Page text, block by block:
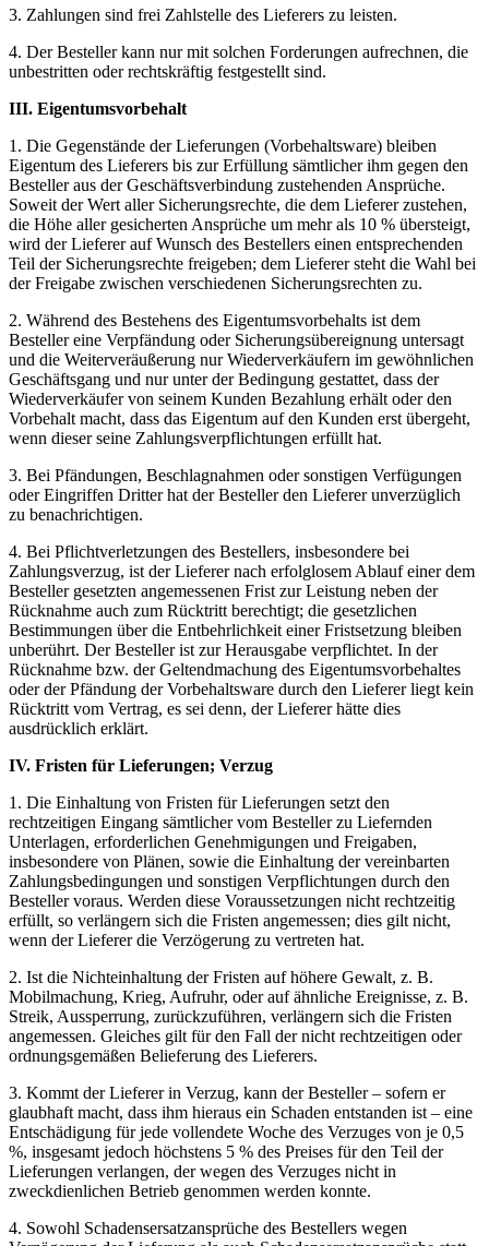
3. Zahlungen sind frei Zahlstelle des Lieferers zu leisten.
4. Der Besteller kann nur mit solchen Forderungen aufrechnen, die
unbestritten oder rechtskräftig festgestellt sind.
III. Eigentumsvorbehalt
1. Die Gegenstände der Lieferungen (Vorbehaltsware) bleiben
Eigentum des Lieferers bis zur Erfüllung sämtlicher ihm gegen den
Besteller aus der Geschäftsverbindung zustehenden Ansprüche.
Soweit der Wert aller Sicherungsrechte, die dem Lieferer zustehen,
die Höhe aller gesicherten Ansprüche um mehr als 10 % übersteigt,
wird der Lieferer auf Wunsch des Bestellers einen entsprechenden
Teil der Sicherungsrechte freigeben; dem Lieferer steht die Wahl bei
der Freigabe zwischen verschiedenen Sicherungsrechten zu.
2. Während des Bestehens des Eigentumsvorbehalts ist dem
Besteller eine Verpfändung oder Sicherungsübereignung untersagt
und die Weiterveräußerung nur Wiederverkäufern im gewöhnlichen
Geschäftsgang und nur unter der Bedingung gestattet, dass der
Wiederverkäufer von seinem Kunden Bezahlung erhält oder den
Vorbehalt macht, dass das Eigentum auf den Kunden erst übergeht,
wenn dieser seine Zahlungsverpflichtungen erfüllt hat.
3. Bei Pfändungen, Beschlagnahmen oder sonstigen Verfügungen
oder Eingriffen Dritter hat der Besteller den Lieferer unverzüglich
zu benachrichtigen.
4. Bei Pflichtverletzungen des Bestellers, insbesondere bei
Zahlungsverzug, ist der Lieferer nach erfolglosem Ablauf einer dem
Besteller gesetzten angemessenen Frist zur Leistung neben der
Rücknahme auch zum Rücktritt berechtigt; die gesetzlichen
Bestimmungen über die Entbehrlichkeit einer Fristsetzung bleiben
unberührt. Der Besteller ist zur Herausgabe verpflichtet. In der
Rücknahme bzw. der Geltendmachung des Eigentumsvorbehaltes
oder der Pfändung der Vorbehaltsware durch den Lieferer liegt kein
Rücktritt vom Vertrag, es sei denn, der Lieferer hätte dies
ausdrücklich erklärt.
IV. Fristen für Lieferungen; Verzug
1. Die Einhaltung von Fristen für Lieferungen setzt den
rechtzeitigen Eingang sämtlicher vom Besteller zu Liefernden
Unterlagen, erforderlichen Genehmigungen und Freigaben,
insbesondere von Plänen, sowie die Einhaltung der vereinbarten
Zahlungsbedingungen und sonstigen Verpflichtungen durch den
Besteller voraus. Werden diese Voraussetzungen nicht rechtzeitig
erfüllt, so verlängern sich die Fristen angemessen; dies gilt nicht,
wenn der Lieferer die Verzögerung zu vertreten hat.
2. Ist die Nichteinhaltung der Fristen auf höhere Gewalt, z. B.
Mobilmachung, Krieg, Aufruhr, oder auf ähnliche Ereignisse, z. B.
Streik, Aussperrung, zurückzuführen, verlängern sich die Fristen
angemessen. Gleiches gilt für den Fall der nicht rechtzeitigen oder
ordnungsgemäßen Belieferung des Lieferers.
3. Kommt der Lieferer in Verzug, kann der Besteller – sofern er
glaubhaft macht, dass ihm hieraus ein Schaden entstanden ist – eine
Entschädigung für jede vollendete Woche des Verzuges von je 0,5
%, insgesamt jedoch höchstens 5 % des Preises für den Teil der
Lieferungen verlangen, der wegen des Verzuges nicht in
zweckdienlichen Betrieb genommen werden konnte.
4. Sowohl Schadensersatzansprüche des Bestellers wegen